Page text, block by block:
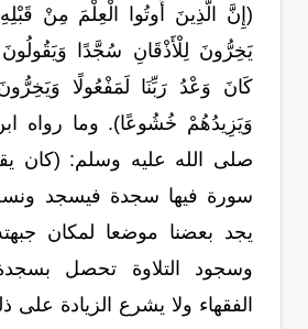
(إِنَّ الَّذِينَ أُوتُوا الْعِلْمَ مِنْ
يَخِرُّونَ لِلْأَذْقَانِ سُجَّدًا
كَانَ وَعْدُ رَبِّنَا لَمَفْعُولًا
وَيَزِيدُهُمْ خُشُوعًا). وما رواه
صلى الله عليه وسلم: (كان
سورة فيها سجدة فيسجد
يجد بعضنا موضعا لمكان
وسجود التلاوة تحصل
الفقهاء ولا يشرع الزيادة على